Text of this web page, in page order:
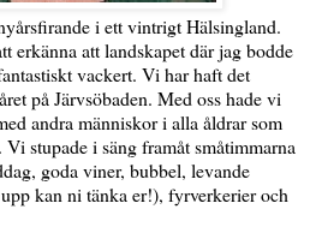
i ett vintrigt Hälsingland.
erkänna att landskapet där jag bodde
vackert. Vi har haft det
på Järvsöbaden. Med oss hade vi
andra människor i alla åldrar som
stupade i säng framåt småtimmarna
goda viner, bubbel, levande
kan ni tänka er!), fyrverkerier och